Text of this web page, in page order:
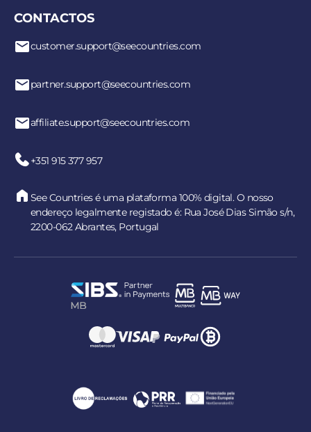
CONTACTOS
customer.support@seecountries.com
partner.support@seecountries.com
affiliate.support@seecountries.com
+351 915 377 957
See Countries é uma plataforma 100% digital. O nosso
endereço legalmente registado é: Rua José Dias Simão s/n,
2200-062 Abrantes, Portugal